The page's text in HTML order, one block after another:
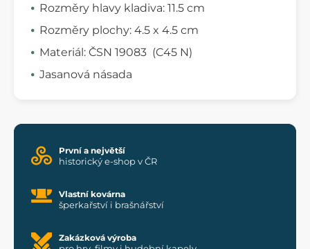
Rozměry hlavy kladiva: 11.5 cm
Rozměry plochy: 4.5 x 4.5 cm
Materiál: ČSN 19083 (C45 N)
Jasanová násada
První a největší
historický e-shop v ČR
Vlastní kovárna
šperkařství i brašnářství
Zakázková výroba